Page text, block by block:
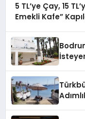
5 TL’ye Çay, 15
Emekli Kafe”